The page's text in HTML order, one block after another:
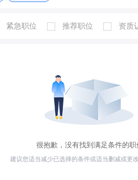
紧急职位 推荐职位 资质
很抱歉，没有找到满足条件的职
建议您适当减少已选择的条件或适当删减或更